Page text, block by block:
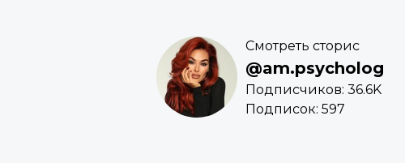
Смотреть сторис
@am.psycholog
Подписчиков: 36.6K
Подписок: 597